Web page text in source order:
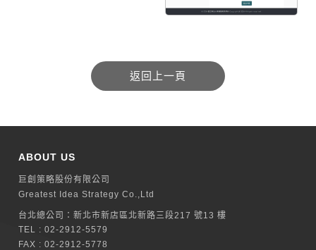
ABOUT US
巨創策略股份有限公司
Greatest Idea Strategy Co.,Ltd
台北總公司：新北巿新店區北新路三段217 號13 樓
TEL :02-2912-5579
FAX : 02-2912-5778